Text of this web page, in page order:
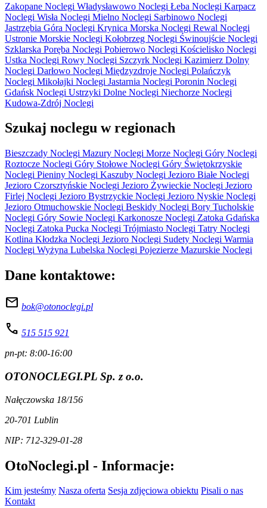
Zakopane Noclegi Władysławowo Noclegi Łeba Noclegi Karpacz
Noclegi Wisła Noclegi Mielno Noclegi Sarbinowo Noclegi
Jastrzębia Góra Noclegi Krynica Morska Noclegi Rewal Noclegi
Ustronie Morskie Noclegi Kołobrzeg Noclegi Świnoujście Noclegi
Szklarska Poręba Noclegi Pobierowo Noclegi Kościelisko Noclegi
Ustka Noclegi Rowy Noclegi Szczyrk Noclegi Kazimierz Dolny
Noclegi Darłowo Noclegi Międzyzdroje Noclegi Polańczyk
Noclegi Mikołajki Noclegi Jastarnia Noclegi Poronin Noclegi
Gdańsk Noclegi Ustrzyki Dolne Noclegi Niechorze Noclegi
Kudowa-Zdrój Noclegi
Szukaj noclegu w regionach
Bieszczady Noclegi Mazury Noclegi Morze Noclegi Góry Noclegi
Roztocze Noclegi Góry Stołowe Noclegi Góry Świętokrzyskie
Noclegi Pieniny Noclegi Kaszuby Noclegi Jezioro Białe Noclegi
Jezioro Czorsztyńskie Noclegi Jezioro Żywieckie Noclegi Jezioro
Firlej Noclegi Jezioro Bystrzyckie Noclegi Jezioro Nyskie Noclegi
Jezioro Otmuchowskie Noclegi Beskidy Noclegi Bory Tucholskie
Noclegi Góry Sowie Noclegi Karkonosze Noclegi Zatoka Gdańska
Noclegi Zatoka Pucka Noclegi Trójmiasto Noclegi Tatry Noclegi
Kotlina Kłodzka Noclegi Jezioro Noclegi Sudety Noclegi Warmia
Noclegi Wyżyna Lubelska Noclegi Pojezierze Mazurskie Noclegi
Dane kontaktowe:
mail bok@otonoclegi.pl
call 515 515 921
pn-pt: 8:00-16:00
OTONOCLEGI.PL Sp. z o.o.
Nałęczowska 18/156
20-701 Lublin
NIP: 712-329-01-28
OtoNoclegi.pl - Informacje:
Kim jesteśmy Nasza oferta Sesja zdjęciowa obiektu Pisali o nas
Kontakt